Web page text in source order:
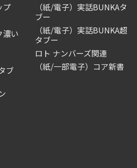
プ
濃い
ブ
（紙/電子）実話BUNKAタ
ブー
（紙/電子）実話BUNKA超
タブー
ロト ナンバーズ関連
（紙/一部電子）コア新書